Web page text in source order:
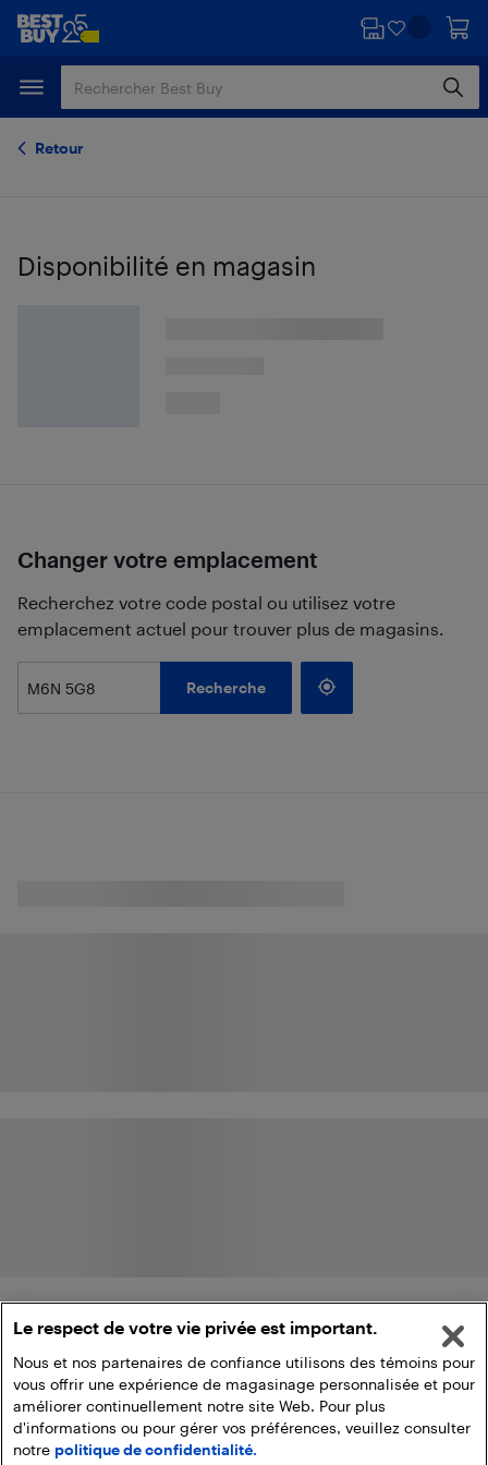
Passer
principal
Passer
Retour
Disponibilité en magasin
Changer votre emplacement
Recherchez votre code postal ou utilisez votre
emplacement actuel pour trouver plus de magasins.
Recherche
Le respect de votre vie privée est important.
Nous et nos partenaires de confiance utilisons des témoins pour
vous offrir une expérience de magasinage personnalisée et pour
améliorer continuellement notre site Web. Pour plus
d'informations ou pour gérer vos préférences, veuillez consulter
notre politique de confidentialité.